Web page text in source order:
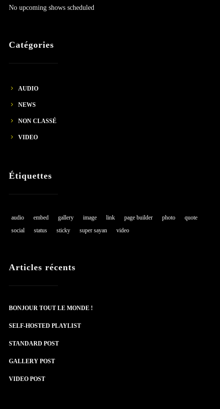
No upcoming shows scheduled
Catégories
AUDIO
NEWS
NON CLASSÉ
VIDEO
Étiquettes
audio embed gallery image link page builder photo
quote
social
status sticky super sayan video
Articles récents
BONJOUR TOUT LE MONDE !
SELF-HOSTED PLAYLIST
STANDARD POST
GALLERY POST
VIDEO POST